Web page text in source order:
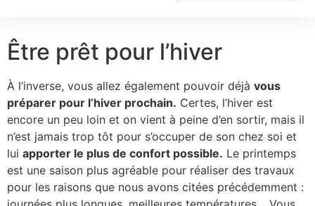
Être prêt pour l’hiver
À l’inverse, vous allez également pouvoir déjà vous
préparer pour l’hiver prochain. Certes, l’hiver est
encore un peu loin et on vient à peine d’en sortir, mais il
n’est jamais trop tôt pour s’occuper de son chez soi et
lui apporter le plus de confort possible. Le printemps
est une saison plus agréable pour réaliser des travaux
pour les raisons que nous avons citées précédemment :